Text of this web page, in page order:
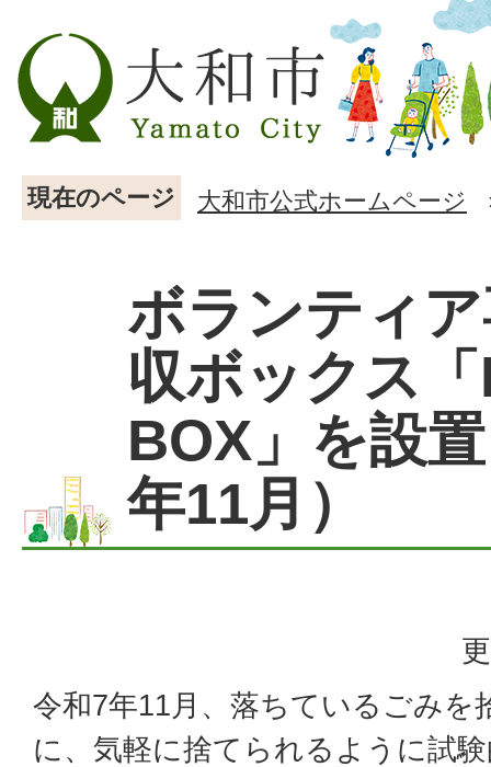
現在のページ 大和市公式ホームページ
ボランティ
収ボックス
BOX」を設
年11月）
令和7年11月、落ちているごみを
に、気軽に捨てられるように試